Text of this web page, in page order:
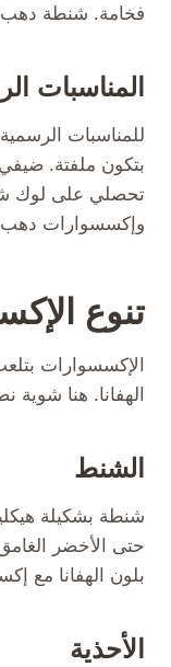
فخامة. شنطة دهب
المناسبات
للمناسبات
بتكون ملفتة.
تحصلي على لوك
وإكسسوارات دهب
تنوع
الإكسسوارات
الهفانا. هنا شوية
الشنط
شنطة بشكيلة
حتى الأخضر
بلون الهفانا مع
الأحذية